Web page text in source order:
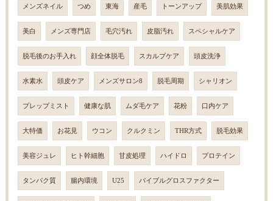
メンズネイル つめ 東海 産毛 トーンアップ 美肌効果
美白 メンズ専門店 毛穴汚れ 皮脂汚れ スペシャルケア
脱毛後のお手入れ 顔全体脱毛 スカルプケア 頭皮洗浄
水素水 頭皮ケア メンズサロン8 脱毛周期 シャリオン
プレップミスト 健康な肌 ムダ毛ケア 花粉 口内ケア
大特価 お花見 ウコン クルクミン THR方式 脱毛効果
美容ジュレ ヒト幹細胞 甘皮処理 ハイドロ プロテイン
タンパク質 腸内環境 U25 バイブルグロスファクター